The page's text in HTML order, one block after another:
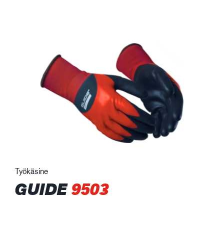
Työkäsine
GUIDE9503